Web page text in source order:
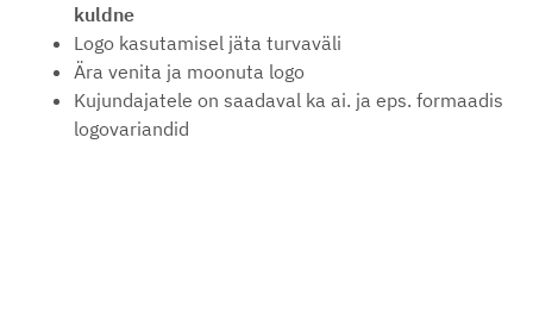
kuldne
Logo kasutamisel jäta turvaväli
Ära venita ja moonuta logo
Kujundajatele on saadaval ka ai. ja eps. formaadis
logovariandid